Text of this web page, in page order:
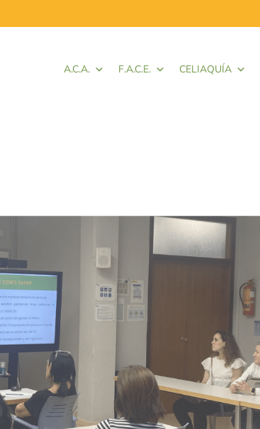
A.C.A. F.A.C.E. CELIAQUÍA